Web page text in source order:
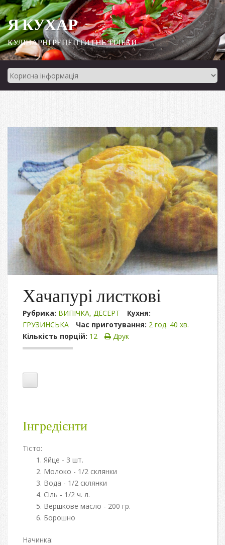
Я КУХАР
КУЛІНАРНІ РЕЦЕПТИ І НЕ ТІЛЬКИ
Хачапурі листкові
Рубрика: ВИПІЧКА, ДЕСЕРТ
Кухня:
ГРУЗИНСЬКА
Час приготування: 2 год. 40 хв.
Кількість порцій: 12 Друк
Інгредієнти
Тісто:
Яйце - 3 шт.
Молоко - 1/2 склянки
Вода - 1/2 склянки
Сіль - 1/2 ч. л.
Вершкове масло - 200 гр.
Борошно
Начинка: